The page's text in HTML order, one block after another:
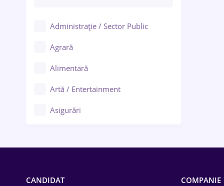
Administrație / Sector Public
Agrară
Alimentară
Artă / Entertainment
Asigurări
CANDIDAT COMPANIE